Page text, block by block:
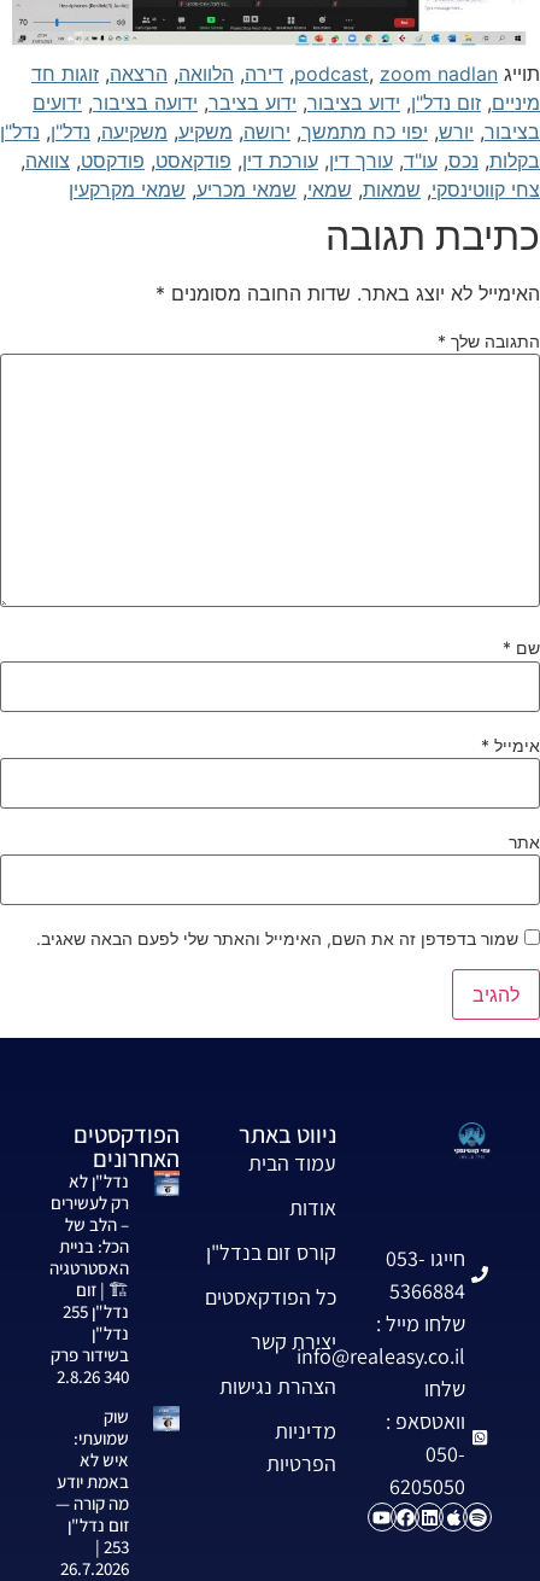
podcast,zoom nadlan
, דירה, הלוואה, הרצאה, זוגות חד
, זום נדל"ן, ידוע בציבור, ידוע בציבר, ידועה בציבור, ידועים
, יורש, יפוי כח מתמשך, ירושה, משקיע, משקיעה, נדל"ן, נדל"ן
, נכס, עו"ד, עורך דין, עורכת דין, פודקאסט, פודקסט, צוואה,
קווטינסקי, שמאות, שמאי, שמאי מכריע, שמאי מקרקעין
תגובה
לא יוצג באתר. שדות החובה מסומנים *
שלך *
*
*
שמור בדפדפן זה את השם, האימייל והאתר שלי לפעם הבאה שאגיב.
חייגו 053-
5366884
שלחו מייל :
info@realeasy.co.il
שלחו
וואטסאפ :
050-
6205050
ניווט באתר
עמוד הבית
אודות
קורס זום בנדל"ן
כל הפודקאסטים
יצירת קשר
הצהרת נגישות
מדיניות
הפרטיות
הפודקסטים
האחרונים
נדל"ן לא
רק לעשירים
– הלב של
הכל: בניית
האסטרטגיה
🏗️ | זום
נדל"ן 255
נדל"ן
בשידור פרק
340 2.8.26
שוק
שמועתי:
איש לא
באמת יודע
מה קורה —
זום נדל"ן
253 |
26.7.2026